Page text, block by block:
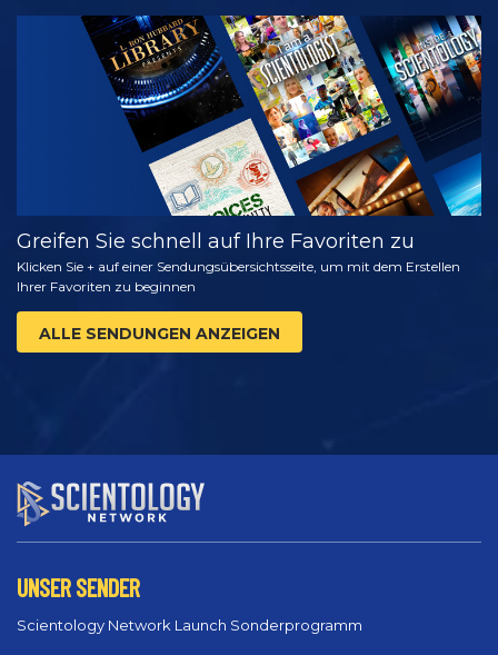
ANSEHEN
SERIE
ENTDECKEN
Greifen Sie schnell auf Ihre Favoriten zu
Klicken Sie + auf einer Sendungsübersichtsseite, um mit dem Erstellen
Ihrer Favoriten zu beginnen
ALLE SENDUNGEN ANZEIGEN
UNSER SENDER
Scientology Network Launch Sonderprogramm